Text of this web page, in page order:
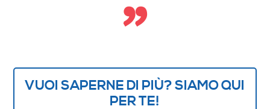
VUOI SAPERNE DI PIÙ? SIAMO QUI
PER TE!